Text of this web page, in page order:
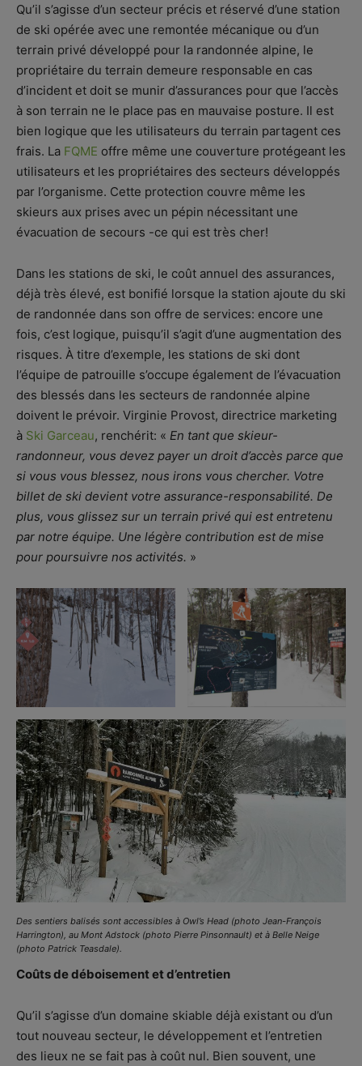
Qu’il s’agisse d’un secteur précis et réservé d’une station
de ski opérée avec une remontée mécanique ou d’un
terrain privé développé pour la randonnée alpine, le
propriétaire du terrain demeure responsable en cas
d’incident et doit se munir d’assurances pour que l’accès
à son terrain ne le place pas en mauvaise posture. Il est
bien logique que les utilisateurs du terrain partagent ces
frais. La FQME offre même une couverture protégeant les
utilisateurs et les propriétaires des secteurs développés
par l’organisme. Cette protection couvre même les
skieurs aux prises avec un pépin nécessitant une
évacuation de secours -ce qui est très cher!
Dans les stations de ski, le coût annuel des assurances,
déjà très élevé, est bonifié lorsque la station ajoute du ski
de randonnée dans son offre de services: encore une
fois, c’est logique, puisqu’il s’agit d’une augmentation des
risques. À titre d’exemple, les stations de ski dont
l’équipe de patrouille s’occupe également de l’évacuation
des blessés dans les secteurs de randonnée alpine
doivent le prévoir. Virginie Provost, directrice marketing
à Ski Garceau, renchérit: « En tant que skieur-
randonneur, vous devez payer un droit d’accès parce que
si vous vous blessez, nous irons vous chercher. Votre
billet de ski devient votre assurance-responsabilité. De
plus, vous glissez sur un terrain privé qui est entretenu
par notre équipe. Une légère contribution est de mise
pour poursuivre nos activités. »
Des sentiers balisés sont accessibles à Owl’s Head (photo Jean-François
Harrington), au Mont Adstock (photo Pierre Pinsonnault) et à Belle Neige
(photo Patrick Teasdale).
Coûts de déboisement et d’entretien
Qu’il s’agisse d’un domaine skiable déjà existant ou d’un
tout nouveau secteur, le développement et l’entretien
des lieux ne se fait pas à coût nul. Bien souvent, une